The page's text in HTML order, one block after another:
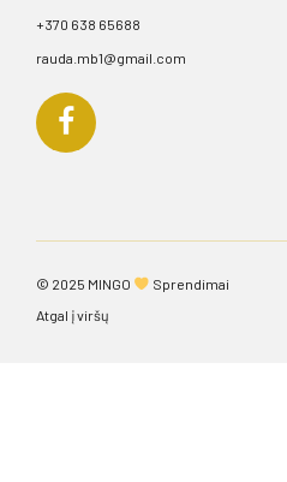
+370 638 65688
rauda.mb1@gmail.com
© 2025 MINGO
Sprendimai
Atgal į viršų